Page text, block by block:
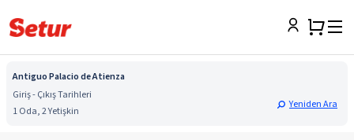
Antiguo Palacio de Atienza
Giriş - Çıkış Tarihleri
1 Oda, 2 Yetişkin
Yeniden Ara